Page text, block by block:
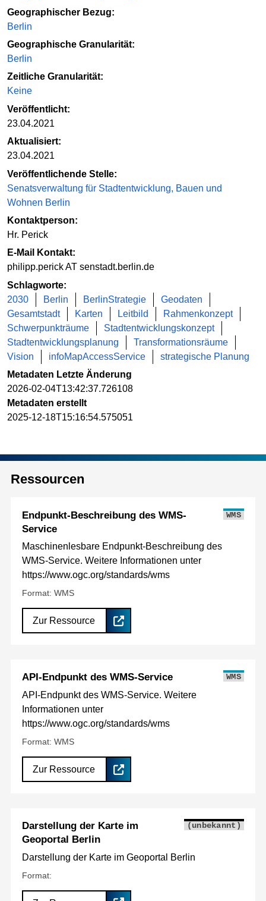
Geographischer Bezug:
Berlin
Geographische Granularität:
Berlin
Zeitliche Granularität:
Keine
Veröffentlicht:
23.04.2021
Aktualisiert:
23.04.2021
Veröffentlichende Stelle:
Senatsverwaltung für Stadtentwicklung, Bauen und
Wohnen Berlin
Kontaktperson:
Hr. Perick
E-Mail Kontakt:
philipp.perick AT senstadt.berlin.de
Schlagworte:
2030
Berlin BerlinStrategie
Geodaten
Gesamtstadt
Karten Leitbild
Rahmenkonzept
Schwerpunkträume
Stadtentwicklungskonzept
Stadtentwicklungsplanung
Transformationsräume
Vision
infoMapAccessService
strategische Planung
Metadaten Letzte Änderung
2026-02-04T13:42:37.726108
Metadaten erstellt
2025-12-18T15:16:54.575051
Ressourcen
Endpunkt-Beschreibung des WMS-
Service
WMS
Maschinenlesbare Endpunkt-Beschreibung des
WMS-Service. Weitere Informationen unter
https://www.ogc.org/standards/wms
Format: WMS
Zur Ressource
API-Endpunkt des WMS-Service WMS
API-Endpunkt des WMS-Service. Weitere
Informationen unter
https://www.ogc.org/standards/wms
Format: WMS
Zur Ressource
Darstellung der Karte im
Geoportal Berlin
(unbekannt)
Darstellung der Karte im Geoportal Berlin
Format: